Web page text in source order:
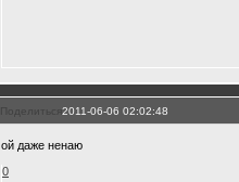
Поделиться2011-06-06 02:02:48
ой даже ненаю
0